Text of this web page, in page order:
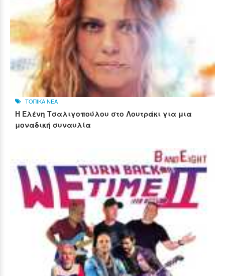
ΤΟΠΙΚΑ ΝΕΑ
Η Ελένη Τσαλιγοπούλου στο Λουτράκι για μια
μοναδική συναυλία